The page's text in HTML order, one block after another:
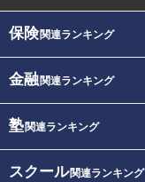
保険関連ランキング
金融関連ランキング
塾関連ランキング
スクール関連ランキング